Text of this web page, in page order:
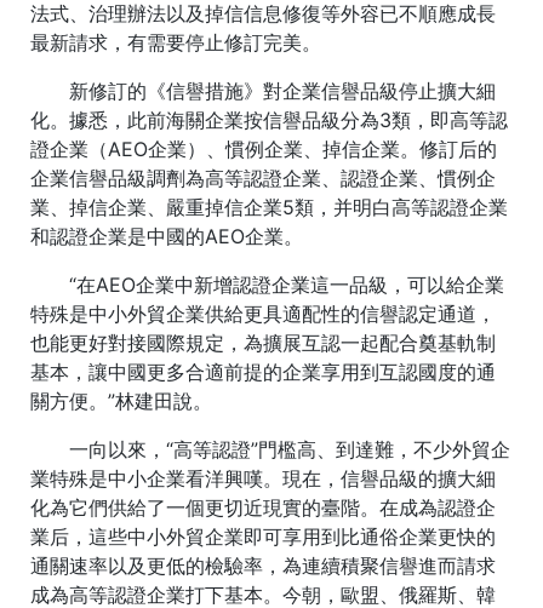
法式、治理辦法以及掉信信息修復等外容已不順應成長
最新請求，有需要停止修訂完美。
新修訂的《信譽措施》對企業信譽品級停止擴大細
化。據悉，此前海關企業按信譽品級分為3類，即高等認
證企業（AEO企業）、慣例企業、掉信企業。修訂后的
企業信譽品級調劑為高等認證企業、認證企業、慣例企
業、掉信企業、嚴重掉信企業5類，并明白高等認證企業
和認證企業是中國的AEO企業。
“在AEO企業中新增認證企業這一品級，可以給企業
特殊是中小外貿企業供給更具適配性的信譽認定通道，
也能更好對接國際規定，為擴展互認一起配合奠基軌制
基本，讓中國更多合適前提的企業享用到互認國度的通
關方便。”林建田說。
一向以來，“高等認證”門檻高、到達難，不少外貿企
業特殊是中小企業看洋興嘆。現在，信譽品級的擴大細
化為它們供給了一個更切近現實的臺階。在成為認證企
業后，這些中小外貿企業即可享用到比通俗企業更快的
通關速率以及更低的檢驗率，為連續積聚信譽進而請求
成為高等認證企業打下基本。今朝，歐盟、俄羅斯、韓